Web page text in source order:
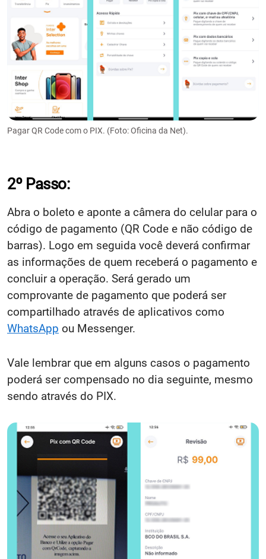
Pagar QR Code com o PIX. (Foto: Oficina da Net).
2º Passo:
Abra o boleto e aponte a câmera do celular para o
código de pagamento (QR Code e não código de
barras). Logo em seguida você deverá confirmar
as informações de quem receberá o pagamento e
concluir a operação. Será gerado um
comprovante de pagamento que poderá ser
compartilhado através de aplicativos como
WhatsApp ou Messenger.
Vale lembrar que em alguns casos o pagamento
poderá ser compensado no dia seguinte, mesmo
sendo através do PIX.